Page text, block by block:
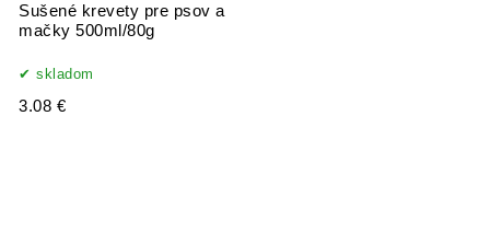
Sušené krevety pre psov a
mačky 500ml/80g
skladom
3.08 €